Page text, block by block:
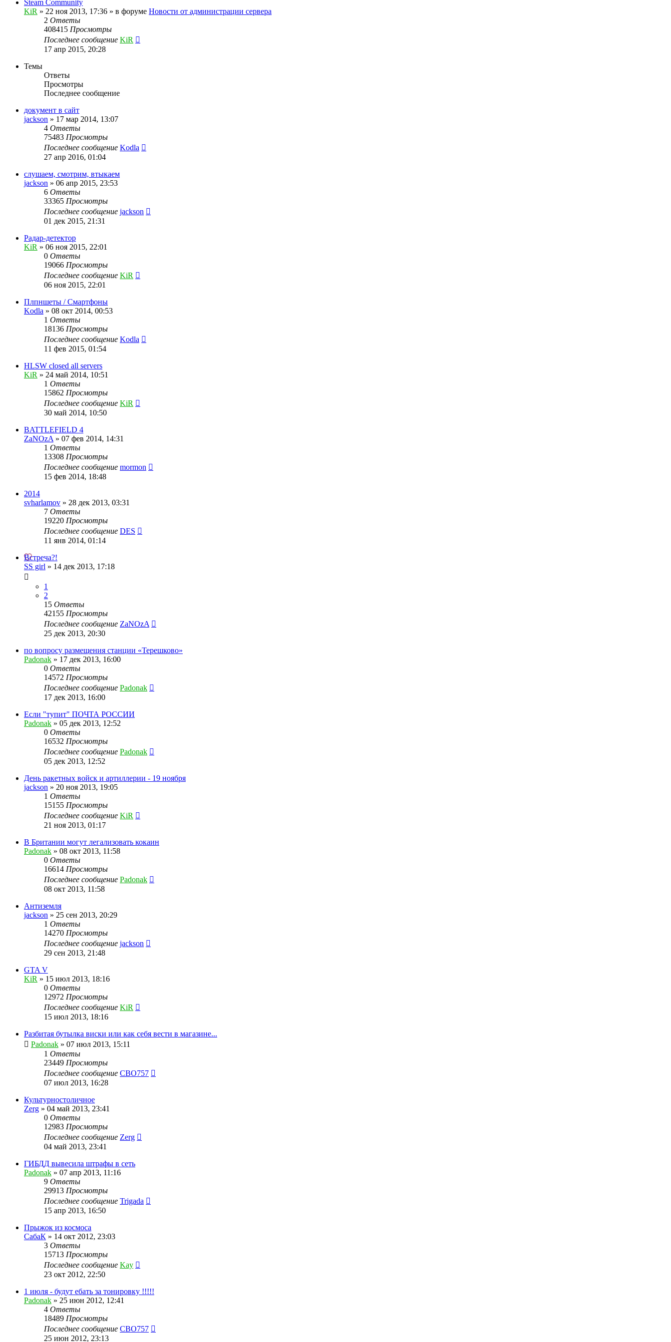
Steam Community
KiR » 22 ноя 2013, 17:36 » в форуме Новости от администрации сервера
2 Ответы
408415 Просмотры
Последнее сообщение KiR
17 апр 2015, 20:28
Темы
Ответы
Просмотры
Последнее сообщение
документ в сайт
jackson » 17 мар 2014, 13:07
4 Ответы
75483 Просмотры
Последнее сообщение Kodla
27 апр 2016, 01:04
слушаем, смотрим, втыкаем
jackson » 06 апр 2015, 23:53
6 Ответы
33365 Просмотры
Последнее сообщение jackson
01 дек 2015, 21:31
Радар-детектор
KiR » 06 ноя 2015, 22:01
0 Ответы
19066 Просмотры
Последнее сообщение KiR
06 ноя 2015, 22:01
Плпншеты / Смартфоны
Kodla » 08 окт 2014, 00:53
1 Ответы
18136 Просмотры
Последнее сообщение Kodla
11 фев 2015, 01:54
HLSW closed all servers
KiR » 24 май 2014, 10:51
1 Ответы
15862 Просмотры
Последнее сообщение KiR
30 май 2014, 10:50
BATTLEFIELD 4
ZaNOzA » 07 фев 2014, 14:31
1 Ответы
13308 Просмотры
Последнее сообщение mormon
15 фев 2014, 18:48
2014
svharlamov » 28 дек 2013, 03:31
7 Ответы
19220 Просмотры
Последнее сообщение DES
11 янв 2014, 01:14
Встреча?!
SS girl » 14 дек 2013, 17:18
1
2
15 Ответы
42155 Просмотры
Последнее сообщение ZaNOzA
25 дек 2013, 20:30
по вопросу размещения станции «Терешково»
Padonak » 17 дек 2013, 16:00
0 Ответы
14572 Просмотры
Последнее сообщение Padonak
17 дек 2013, 16:00
Если "тупит" ПОЧТА РОССИИ
Padonak » 05 дек 2013, 12:52
0 Ответы
16532 Просмотры
Последнее сообщение Padonak
05 дек 2013, 12:52
День ракетных войск и артиллерии - 19 ноября
jackson » 20 ноя 2013, 19:05
1 Ответы
15155 Просмотры
Последнее сообщение KiR
21 ноя 2013, 01:17
В Британии могут легализовать кокаин
Padonak » 08 окт 2013, 11:58
0 Ответы
16614 Просмотры
Последнее сообщение Padonak
08 окт 2013, 11:58
Антиземля
jackson » 25 сен 2013, 20:29
1 Ответы
14270 Просмотры
Последнее сообщение jackson
29 сен 2013, 21:48
GTA V
KiR » 15 июл 2013, 18:16
0 Ответы
12972 Просмотры
Последнее сообщение KiR
15 июл 2013, 18:16
Разбитая бутылка виски или как себя вести в магазине...
Padonak » 07 июл 2013, 15:11
1 Ответы
23449 Просмотры
Последнее сообщение CBO757
07 июл 2013, 16:28
Культурностоличное
Zerg » 04 май 2013, 23:41
0 Ответы
12983 Просмотры
Последнее сообщение Zerg
04 май 2013, 23:41
ГИБДД вывесила штрафы в сеть
Padonak » 07 апр 2013, 11:16
9 Ответы
29913 Просмотры
Последнее сообщение Trigada
15 апр 2013, 16:50
Прыжок из космоса
СабаК » 14 окт 2012, 23:03
3 Ответы
15713 Просмотры
Последнее сообщение Kay
23 окт 2012, 22:50
1 июля - будут ебать за тонировку !!!!!
Padonak » 25 июн 2012, 12:41
4 Ответы
18489 Просмотры
Последнее сообщение CBO757
25 июн 2012, 23:13